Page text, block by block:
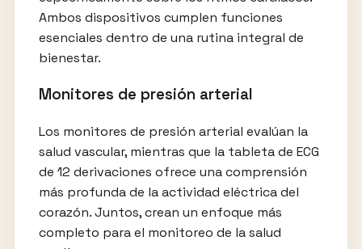
Ambos dispositivos cumplen funciones
esenciales dentro de una rutina integral de
bienestar.
Monitores de presión arterial
Los monitores de presión arterial evalúan la
salud vascular, mientras que la tableta de ECG
de 12 derivaciones ofrece una comprensión
más profunda de la actividad eléctrica del
corazón. Juntos, crean un enfoque más
completo para el monitoreo de la salud